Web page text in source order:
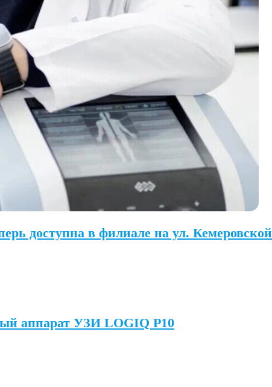
доступна в филиале на ул. Кемеровской
аппарат УЗИ LOGIQ P10